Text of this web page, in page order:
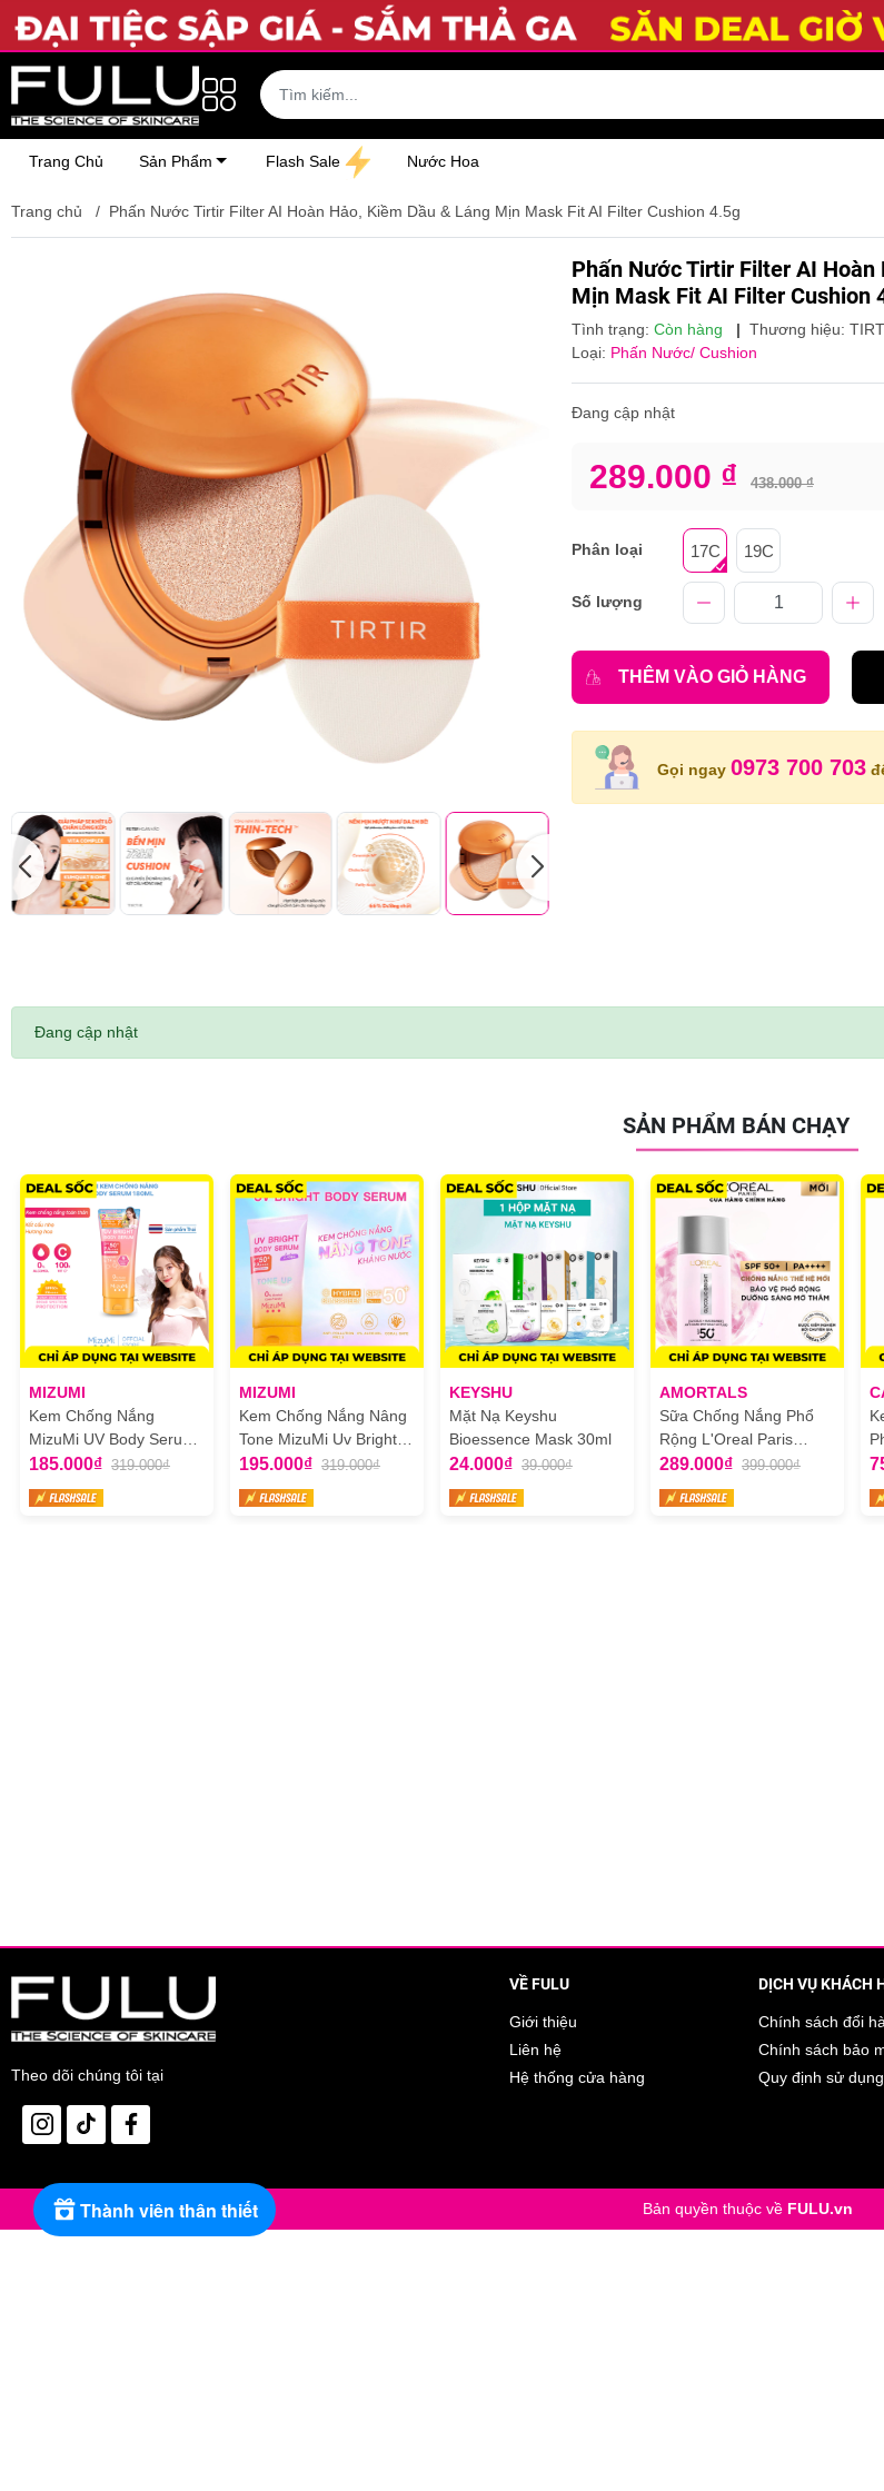
Trang Chủ Sản Phẩm Flash Sale Nước Hoa
Trang chủ / Phấn Nước Tirtir Filter AI Hoàn Hảo, Kiềm Dầu & Láng Mịn Mask Fit AI Filter Cushion 4.5g
Phấn Nước Tirtir Filter AI Hoàn
Mịn Mask Fit AI Filter Cushion
Tình trạng: Còn hàng | Thương hiệu:
Loại: Phấn Nước/ Cushion
Đang cập nhật
289.000 ₫ 438.000 ₫
Phân loại 17C 19C
Số lượng
THÊM VÀO GIỎ HÀNG
Gọi ngay 0973 700 703
Đang cập nhật
SẢN PHẨM BÁN CHẠY
MIZUMI
Kem Chống Nắng
MizuMi UV Body Serum
180ml
185.000₫ 319.000₫
MIZUMI
Kem Chống Nắng Nâng
Tone MizuMi Uv Bright
Body Serum Tone Up
120ml
195.000₫ 319.000₫
KEYSHU
Mặt Nạ Keyshu
Bioessence Mask 30ml
24.000₫ 39.000₫
AMORTALS
Sữa Chống Nắng Phổ
Rộng L'Oreal Paris
Glycolic Bright Anti Dark
Spot Mờ Thâm Nám
50ml
289.000₫ 399.000₫
&
Theo dõi chúng tôi tại
VỀ FULU
Giới thiệu
Liên hệ
Hệ thống cửa hàng
DỊCH VỤ KHÁCH
Chính sách đổi
Chính sách bảo
Quy định sử dụng
Bản quyền thuộc về FULU.vn
Thành viên thân thiết